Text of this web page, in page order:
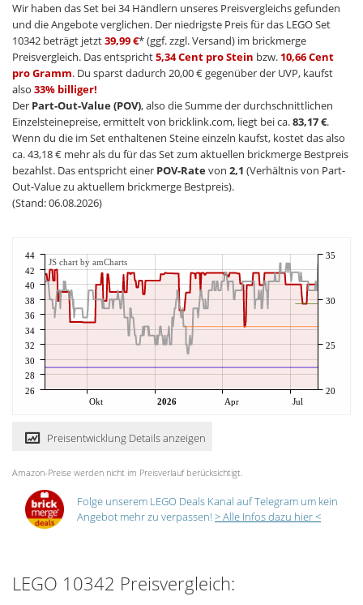
Wir haben das Set bei 34 Händlern unseres Preisvergleichs gefunden
und die Angebote verglichen. Der niedrigste Preis für das LEGO Set
10342 beträgt jetzt39,99 €* (ggf. zzgl. Versand) im brickmerge
Preisvergleich. Das entspricht5,34 Cent pro Stein bzw. 10,66 Cent
pro Gramm. Du sparst dadurch 20,00 € gegenüber der UVP, kaufst
also 33% billiger!
Der Part-Out-Value (POV), also die Summe der durchschnittlichen
Einzelsteinepreise, ermittelt von bricklink.com, liegt bei ca.83,17 €.
Wenn du die im Set enthaltenen Steine einzeln kaufst, kostet das also
ca. 43,18 € mehr als du für das Set zum aktuellen brickmerge Bestpreis
bezahlst. Das entspricht einer POV-Ratevon 2,1 (Verhältnis von Part-
Out-Value zu aktuellem brickmerge Bestpreis).
(Stand: 06.08.2026)
Okt 2026 Apr Jul
26
28
30
32
34
36
38
40
42
44
20
25
30
35
JS chart by amCharts
Preisentwicklung Details anzeigen
Amazon-Preise werden nicht im Preisverlauf berücksichtigt.
Folge unserem LEGO Deals Kanal auf Telegram um kein
Angebot mehr zu verpassen! > Alle Infos dazu hier <
LEGO 10342 Preisvergleich: